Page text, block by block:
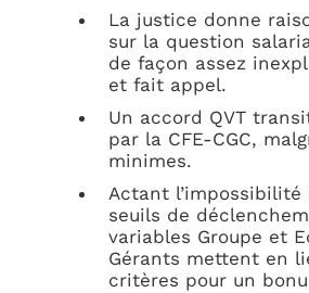
La justice donne
sur la question
de façon assez
et fait appel.
Un accord QVT
par la CFE-CGC,
minimes.
Actant l’impossibilité
seuils de
variables Groupe et
Gérants mettent en
critères pour un